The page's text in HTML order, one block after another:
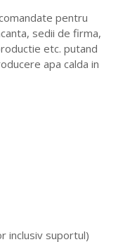
pentru
sedii de firma,
etc. putand
apa calda in
inclusiv suportul)